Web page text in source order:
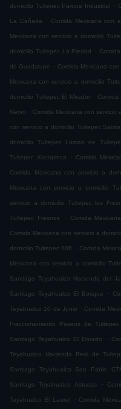
domicilio Tultepec Parque Industrial .
La Cañada . Comida Mexicana con
Mexicana con servicio a domicilio
domicilio Tultepec La Piedad .
de Guadalupe . Comida Mexicana
Mexicana con servicio a domicilio
domicilio Tultepec El Mirador . Comida
Nervo . Comida Mexicana con servicio
con servicio a domicilio Tultepec
domicilio Tultepec Lomas de
Tultepec Xacopinca . Comida
Comida Mexicana con servicio a
Mexicana con servicio a domicilio
servicio a domicilio Tultepec los
Tultepec Fresnos . Comida
Comida Mexicana con servicio a
domicilio Tultepec 006 . Comida
Mexicana con servicio a domicilio
Santiago Teyahualco Hacienda del
Santiago Teyahualco El Bosque .
Teyahualco 10 de Junio . Comida
Fraccionamiento Paseos de
Santiago Teyahualco El Dorado .
Teyahualco Hacienda Real de
Santiago Teyahualco San Pablo
Santiago Teyahualco Asturias .
Teyahualco El Laurel . Comida